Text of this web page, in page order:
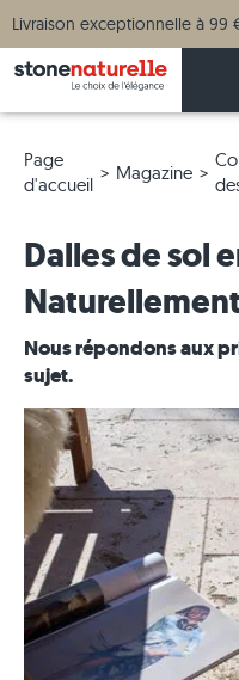
Livraison exceptionnelle à 99
Page
d'accueil
Magazine
Dalles de sol
Nous répondons aux
sujet.